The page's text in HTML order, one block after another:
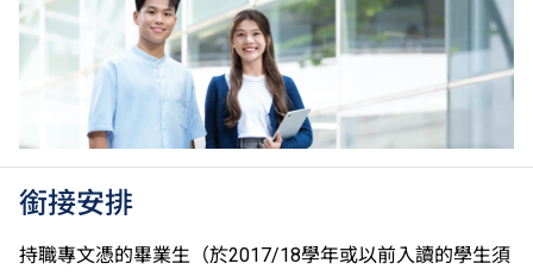
銜接安排
持職專文憑的畢業生（於2017/18學年或以前入讀的學生須